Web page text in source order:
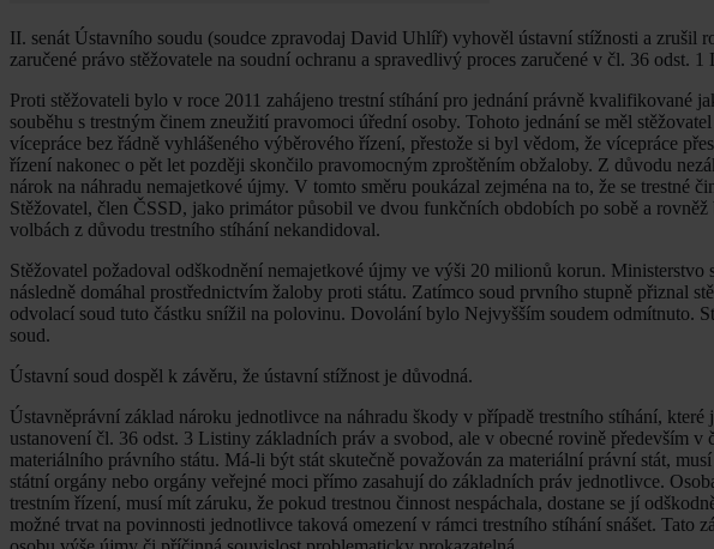
II. senát Ústavního soudu (soudce zpravodaj David Uhlíř) vyhověl ústavní stížnosti a zrušil
zaručené právo stěžovatele na soudní ochranu a spravedlivý proces zaručené v čl. 36 odst.
Proti stěžovateli bylo v roce 2011 zahájeno trestní stíhání pro jednání právně kvalifikované
souběhu s trestným činem zneužití pravomoci úřední osoby. Tohoto jednání se měl
vícepráce bez řádně vyhlášeného výběrového řízení, přestože si byl vědom, že vícepráce
řízení nakonec o pět let později skončilo pravomocným zproštěním obžaloby. Z důvodu
nárok na náhradu nemajetkové újmy. V tomto směru poukázal zejména na to, že se trestné
Stěžovatel, člen ČSSD, jako primátor působil ve dvou funkčních obdobích po sobě a
volbách z důvodu trestního stíhání nekandidoval.
Stěžovatel požadoval odškodnění nemajetkové újmy ve výši 20 milionů korun.
následně domáhal prostřednictvím žaloby proti státu. Zatímco soud prvního stupně přiznal
odvolací soud tuto částku snížil na polovinu. Dovolání bylo Nejvyšším soudem odmítnuto.
soud.
Ústavní soud dospěl k závěru, že ústavní stížnost je důvodná.
Ústavněprávní základ nároku jednotlivce na náhradu škody v případě trestního stíhání,
ustanovení čl. 36 odst. 3 Listiny základních práv a svobod, ale v obecné rovině především
materiálního právního státu. Má-li být stát skutečně považován za materiální právní stát,
státní orgány nebo orgány veřejné moci přímo zasahují do základních práv jednotlivce.
trestním řízení, musí mít záruku, že pokud trestnou činnost nespáchala, dostane se jí
možné trvat na povinnosti jednotlivce taková omezení v rámci trestního stíhání snášet. Tato